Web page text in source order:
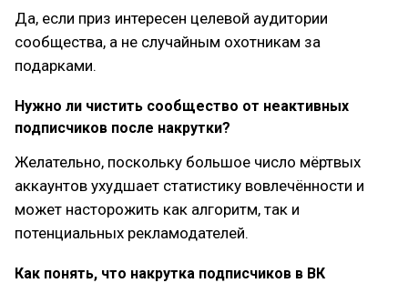
Да, если приз интересен целевой аудитории
сообщества, а не случайным охотникам за
подарками.
Нужно ли чистить сообщество от неактивных
подписчиков после накрутки?
Желательно, поскольку большое число мёртвых
аккаунтов ухудшает статистику вовлечённости и
может насторожить как алгоритм, так и
потенциальных рекламодателей.
Как понять, что накрутка подписчиков в ВК